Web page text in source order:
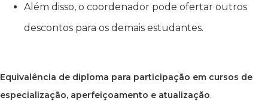
Além disso, o coordenador pode ofertar outros
descontos para os demais estudantes.
Equivalência de diploma para participação em cursos de
especialização, aperfeiçoamento e atualização.